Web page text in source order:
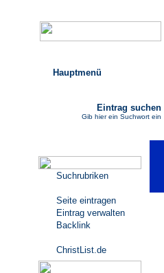
Hauptmenü
Eintrag suchen
Gib hier ein Suchwort ein
Suchrubriken
Seite eintragen
Eintrag verwalten
Backlink
ChristList.de